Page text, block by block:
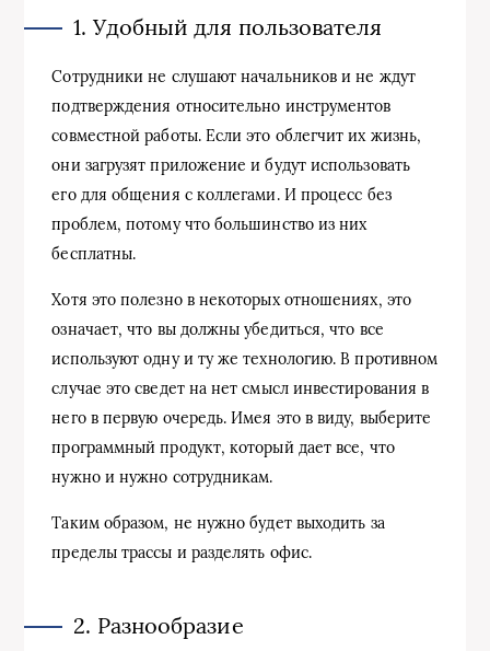
1. Удобный для пользователя
Сотрудники не слушают начальников и не ждут
подтверждения относительно инструментов
совместной работы. Если это облегчит их жизнь,
они загрузят приложение и будут использовать
его для общения с коллегами. И процесс без
проблем, потому что большинство из них
бесплатны.
Хотя это полезно в некоторых отношениях, это
означает, что вы должны убедиться, что все
используют одну и ту же технологию. В противном
случае это сведет на нет смысл инвестирования в
него в первую очередь. Имея это в виду, выберите
программный продукт, который дает все, что
нужно и нужно сотрудникам.
Таким образом, не нужно будет выходить за
пределы трассы и разделять офис.
2. Разнообразие